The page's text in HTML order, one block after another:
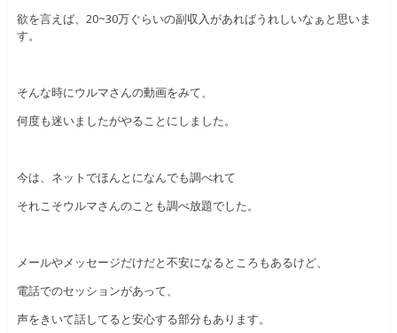
欲を言えば、20~30万ぐらいの副収入があればうれしいなぁと思いま
す。
そんな時にウルマさんの動画をみて、
何度も迷いましたがやることにしました。
今は、ネットでほんとになんでも調べれて
それこそウルマさんのことも調べ放題でした。
メールやメッセージだけだと不安になるところもあるけど、
電話でのセッションがあって、
声をきいて話してると安心する部分もあります。